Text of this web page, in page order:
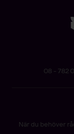
08 - 782
När du behöver